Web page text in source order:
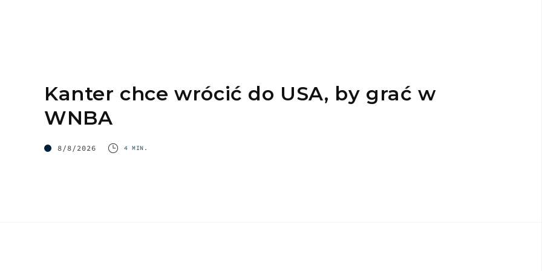
Kanter chce wrócić do USA, by grać w
WNBA
8/8/2026 4 MIN.